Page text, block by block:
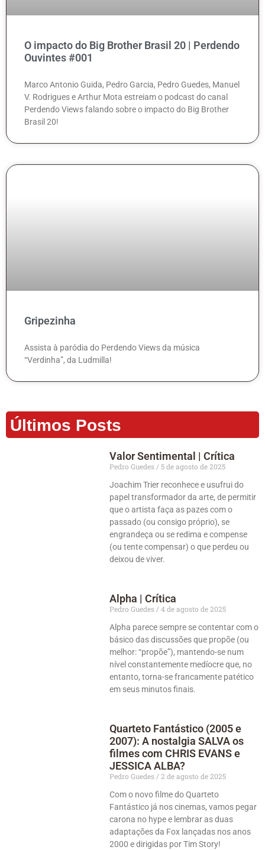
O impacto do Big Brother Brasil 20 | Perdendo
Ouvintes #001
Marco Antonio Guida, Pedro Garcia, Pedro Guedes, Manuel
V. Rodrigues e Arthur Mota estreiam o podcast do canal
Perdendo Views falando sobre o impacto do Big Brother
Brasil 20!
Gripezinha
Assista à paródia do Perdendo Views da música
“Verdinha”, da Ludmilla!
Últimos Posts
Valor Sentimental | Crítica
Pedro Guedes
5 de agosto de 2025
Joachim Trier reconhece e usufrui do
papel transformador da arte, de permitir
que o artista faça as pazes com o
passado (ou consigo próprio), se
engrandeça ou se redima e compense
(ou tente compensar) o que perdeu ou
deixou de viver.
Alpha | Crítica
Pedro Guedes
4 de agosto de 2025
Alpha parece sempre se contentar com o
básico das discussões que propõe (ou
melhor: “propõe”), mantendo-se num
nível constantemente medíocre que, no
entanto, torna-se francamente patético
em seus minutos finais.
Quarteto Fantástico (2005 e
2007): A nostalgia SALVA os
filmes com CHRIS EVANS e
JESSICA ALBA?
Pedro Guedes
2 de agosto de 2025
Com o novo filme do Quarteto
Fantástico já nos cinemas, vamos pegar
carona no hype e lembrar as duas
adaptações da Fox lançadas nos anos
2000 e dirigidas por Tim Story!